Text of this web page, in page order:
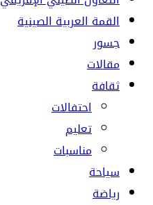
القمة العربية الصينية
جسور
مقالات
ثقافة
احتفالات
تعليم
مناسبات
سياحة
رياضة